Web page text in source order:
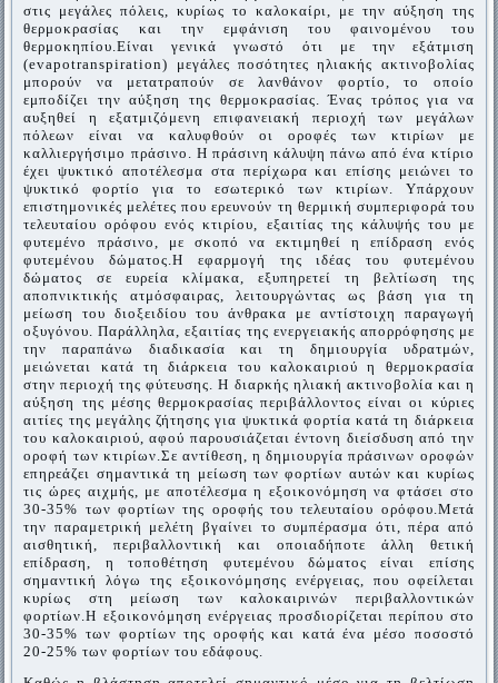
στις μεγάλες πόλεις, κυρίως το καλοκαίρι, με την αύξηση της
θερμοκρασίας και την εμφάνιση του φαινομένου του
θερμοκηπίου.Είναι γενικά γνωστό ότι με την εξάτμιση
(evapotranspiration) μεγάλες ποσότητες ηλιακής ακτινοβολίας
μπορούν να μετατραπούν σε λανθάνον φορτίο, το οποίο
εμποδίζει την αύξηση της θερμοκρασίας. Ένας τρόπος για να
αυξηθεί η εξατμιζόμενη επιφανειακή περιοχή των μεγάλων
πόλεων είναι να καλυφθούν οι οροφές των κτιρίων με
καλλιεργήσιμο πράσινο. Η πράσινη κάλυψη πάνω από ένα κτίριο
έχει ψυκτικό αποτέλεσμα στα περίχωρα και επίσης μειώνει το
ψυκτικό φορτίο για το εσωτερικό των κτιρίων. Υπάρχουν
επιστημονικές μελέτες που ερευνούν τη θερμική συμπεριφορά του
τελευταίου ορόφου ενός κτιρίου, εξαιτίας της κάλυψής του με
φυτεμένο πράσινο, με σκοπό να εκτιμηθεί η επίδραση ενός
φυτεμένου δώματος.Η εφαρμογή της ιδέας του φυτεμένου
δώματος σε ευρεία κλίμακα, εξυπηρετεί τη βελτίωση της
αποπνικτικής ατμόσφαιρας, λειτουργώντας ως βάση για τη
μείωση του διοξειδίου του άνθρακα με αντίστοιχη παραγωγή
οξυγόνου. Παράλληλα, εξαιτίας της ενεργειακής απορρόφησης με
την παραπάνω διαδικασία και τη δημιουργία υδρατμών,
μειώνεται κατά τη διάρκεια του καλοκαιριού η θερμοκρασία
στην περιοχή της φύτευσης. Η διαρκής ηλιακή ακτινοβολία και η
αύξηση της μέσης θερμοκρασίας περιβάλλοντος είναι οι κύριες
αιτίες της μεγάλης ζήτησης για ψυκτικά φορτία κατά τη διάρκεια
του καλοκαιριού, αφού παρουσιάζεται έντονη διείσδυση από την
οροφή των κτιρίων. Σε αντίθεση, η δημιουργία πράσινων οροφών
επηρεάζει σημαντικά τη μείωση των φορτίων αυτών και κυρίως
τις ώρες αιχμής, με αποτέλεσμα η εξοικονόμηση να φτάσει στο
30-35% των φορτίων της οροφής του τελευταίου ορόφου. Μετά
την παραμετρική μελέτη βγαίνει το συμπέρασμα ότι, πέρα από
αισθητική, περιβαλλοντική και οποιαδήποτε άλλη θετική
επίδραση, η τοποθέτηση φυτεμένου δώματος είναι επίσης
σημαντική λόγω της εξοικονόμησης ενέργειας, που οφείλεται
κυρίως στη μείωση των καλοκαιρινών περιβαλλοντικών
φορτίων.Η εξοικονόμηση ενέργειας προσδιορίζεται περίπου στο
30-35% των φορτίων της οροφής και κατά ένα μέσο ποσοστό
20-25% των φορτίων του εδάφους.